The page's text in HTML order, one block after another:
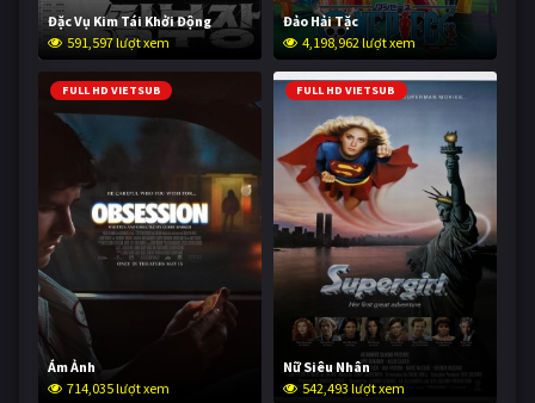
Đặc Vụ Kim Tái Khởi Động
591,597 lượt xem
Đảo Hải Tặc
4,198,962 lượt xem
FULL HD VIETSUB
Ám Ảnh
714,035 lượt xem
FULL HD VIETSUB
Nữ Siêu Nhân
542,493 lượt xem